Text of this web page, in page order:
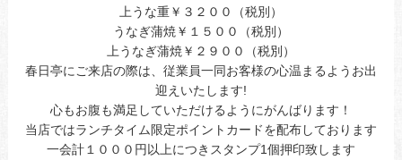
上うな重￥３２００（税別）
うなぎ蒲焼￥１５００（税別）
上うなぎ蒲焼￥２９００（税別）
春日亭にご来店の際は、従業員一同お客様の心温まるようお出
迎えいたします!
心もお腹も満足していただけるようにがんばります！
当店ではランチタイム限定ポイントカードを配布しております
一会計１０００円以上につきスタンプ1個押印致します